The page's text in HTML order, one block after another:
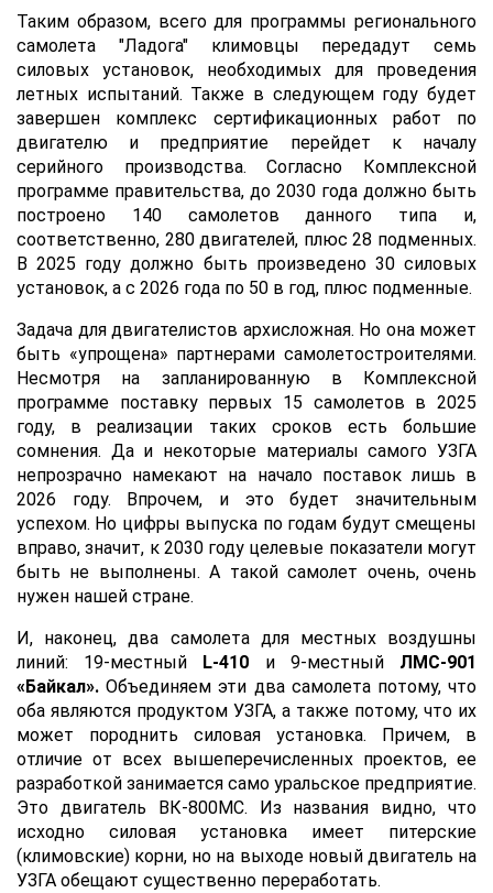
Таким образом, всего для программы регионального
самолета "Ладога" климовцы передадут семь
силовых установок, необходимых для проведения
летных испытаний. Также в следующем году будет
завершен комплекс сертификационных работ по
двигателю и предприятие перейдет к началу
серийного производства. Согласно Комплексной
программе правительства, до 2030 года должно быть
построено 140 самолетов данного типа и,
соответственно, 280 двигателей, плюс 28 подменных.
В 2025 году должно быть произведено 30 силовых
установок, а с 2026 года по 50 в год, плюс подменные.
Задача для двигателистов архисложная. Но она может
быть «упрощена» партнерами самолетостроителями.
Несмотря на запланированную в Комплексной
программе поставку первых 15 самолетов в 2025
году, в реализации таких сроков есть большие
сомнения. Да и некоторые материалы самого УЗГА
непрозрачно намекают на начало поставок лишь в
2026 году. Впрочем, и это будет значительным
успехом. Но цифры выпуска по годам будут смещены
вправо, значит, к 2030 году целевые показатели могут
быть не выполнены. А такой самолет очень, очень
нужен нашей стране.
И, наконец, два самолета для местных воздушны
линий: 19-местный
L-410 и 9-местный ЛМС-901
«Байкал». Объединяем эти два самолета потому, что
оба являются продуктом УЗГА, а также потому, что их
может породнить силовая установка. Причем, в
отличие от всех вышеперечисленных проектов, ее
разработкой занимается само уральское предприятие.
Это двигатель ВК-800МС. Из названия видно, что
исходно силовая установка имеет питерские
(климовские) корни, но на выходе новый двигатель на
УЗГА обещают существенно переработать.